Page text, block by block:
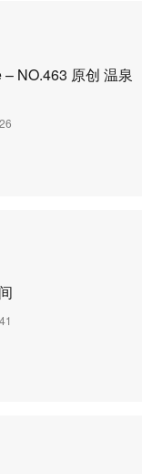
NO.463 原创 温泉